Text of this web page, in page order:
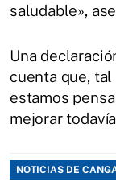
saludable»,
Una
cuenta que, tal
estamos
mejorar
NOTICIAS DE